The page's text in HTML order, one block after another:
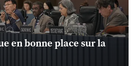
en bonne place sur la